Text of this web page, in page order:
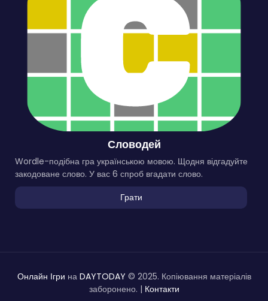
Словодей
Wordle-подібна гра українською мовою. Щодня відгадуйте
закодоване слово. У вас 6 спроб вгадати слово.
Грати
Онлайн Ігри на DAYTODAY © 2025. Копіювання матеріалів
заборонено. | Контакти